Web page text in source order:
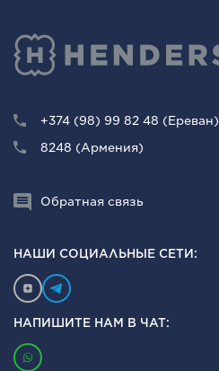
+374 (98) 99 82 48 (Ереван)
8248 (Армения)
Обратная связь
НАШИ СОЦИАЛЬНЫЕ СЕТИ:
НАПИШИТЕ НАМ В ЧАТ: